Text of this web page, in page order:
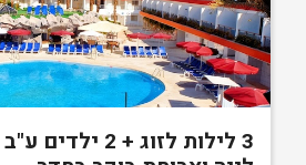
3 לילות לזוג + 2 ילדים ע"ב